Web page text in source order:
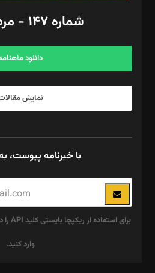
آگهی و مشترکین: ۰۹۱۹۹۹۹۰۴۵۴
شماره ۱۴۷ - مرداد ۱۴۰۵
دانلود
نمایش
با خبرنامه پیوست،
وارد کنید.